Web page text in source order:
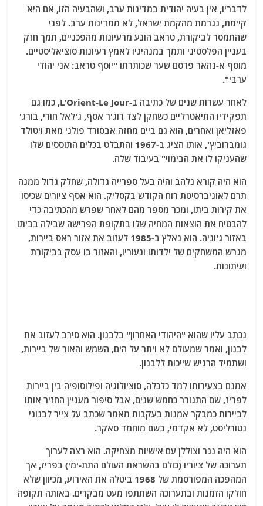
לדבריו, אין בעיה יהודית במדינות ערב, ושהבעיה הזו, אם היא
קיימת, נגרמת מהקמת ישראל, לא ממדינות ערב. לפני
שהתמסר לביקורת, טראב הונע מרעיונות מהפכניים, תמך חזק
בעניין הפלסטיני ותמך במנהיגיו לאמץ רעיונות סוציאליסטיים.
מוסף א-נהאר פרסם שער שכותרתו "יוסף טראב: אני יהודי
ערבי".
לאחר עשרות שנים של כתיבה ב-L'Orient-Le Jour, כמו גם
תפקידיו התיאטרליים כשחקן לצד רוג'ר אסף, ג'לאל חורי, בורג'
פאזליאן ואחרים, הוא גם ביים מחזה אבסורד פולני מאת ויטולד
גומברוביץ', אותו הציג ב-1967 והתבלט בכלים התוססים שלו
שהעניקו לו את הבימוי" בעיבוד שלה.
הוא היה קורא נלהב והיה בעל ספרייה גדולה, שחלק גדול ממנה
תרם לאוניברסיטת רוח הקודש בקסליק. הוא אסף ציורים שכיסו
את קירות ביתו, ומכר מספר מהם לאחר שפרש מהכתיבה כדי
להבטיח את הוצאות המחיה שלו בתקופת הפרישה שבילה בביתו
באזור ג'וניה. הוא נאלץ ב-1985 לעזוב את אזור ראס ביירות,
מגרש המשחקים של ילדותו ונעוריו, והאזור בו עסק בביקורת
ועיתונות.
נכתב עליו שהוא "היהודי האחרון" בלבנון. הוא סירב לעזוב את
לבנון, ואמר שמעולם לא ויתר על הים, השמש והאור של ביירות,
ושתמיד הרגיש שייכות ללבנון.
אמנם בצעירותו למד כלכלה, סוציולוגיה ופילוסופיה בין ביירות
לפריז, שם התגורר כחמש שנים, אבל סיפור מעניין החזיר אותו
לביירות כמבקר אמנות בעקבות מאמר שכתב על צייר לבנוני
נטורליסט, לא אקדמי, בשם מוחמד סאקר.
הוא היה נגר וצוללן עם אישיות מצחיקה. הוא רצה לערוך
תערוכה של ציוריו (כולם בהשראת העולם התת-ימי) בפריז, אך
המהפכה המפורסמת של 1968 ביטלה את האירוע, מכיוון שלא
חולקו הזמנות ובתערוכה השתתפו מעט מבקרים. באותה תקופה